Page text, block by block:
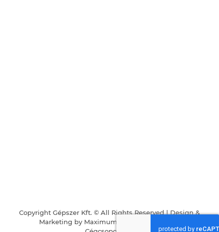
Copyright Gépszer Kft. © All Rights Reserved | Design &
Marketing by Maximum Business